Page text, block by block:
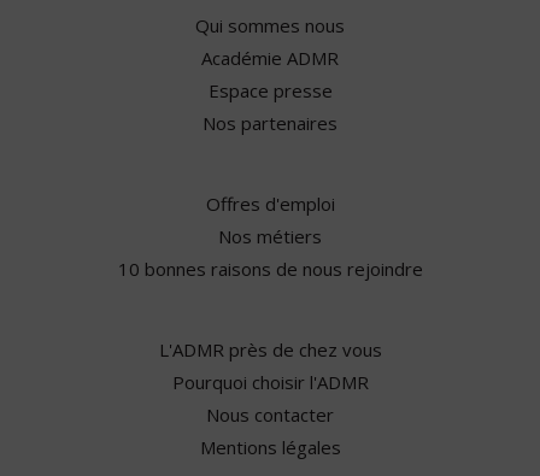
Qui sommes nous
Académie ADMR
Espace presse
Nos partenaires
Offres d'emploi
Nos métiers
10 bonnes raisons de nous rejoindre
L'ADMR près de chez vous
Pourquoi choisir l'ADMR
Nous contacter
Mentions légales